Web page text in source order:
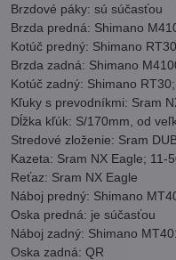
Brzdové páky: sú súčasťou
Brzda predná: Shimano
Kotúč predný: Shimano
Brzda zadná: Shimano
Kotúč zadný: Shimano
Kľuky s prevodníkmi: Sram
Dĺžka kľúk: S/170mm, od
Stredové zloženie: Sram
Kazeta: Sram NX Eagle; 11-
Reťaz: Sram NX Eagle
Náboj predný: Shimano
Oska predná: je súčasťou
Náboj zadný: Shimano
Oska zadná: QR